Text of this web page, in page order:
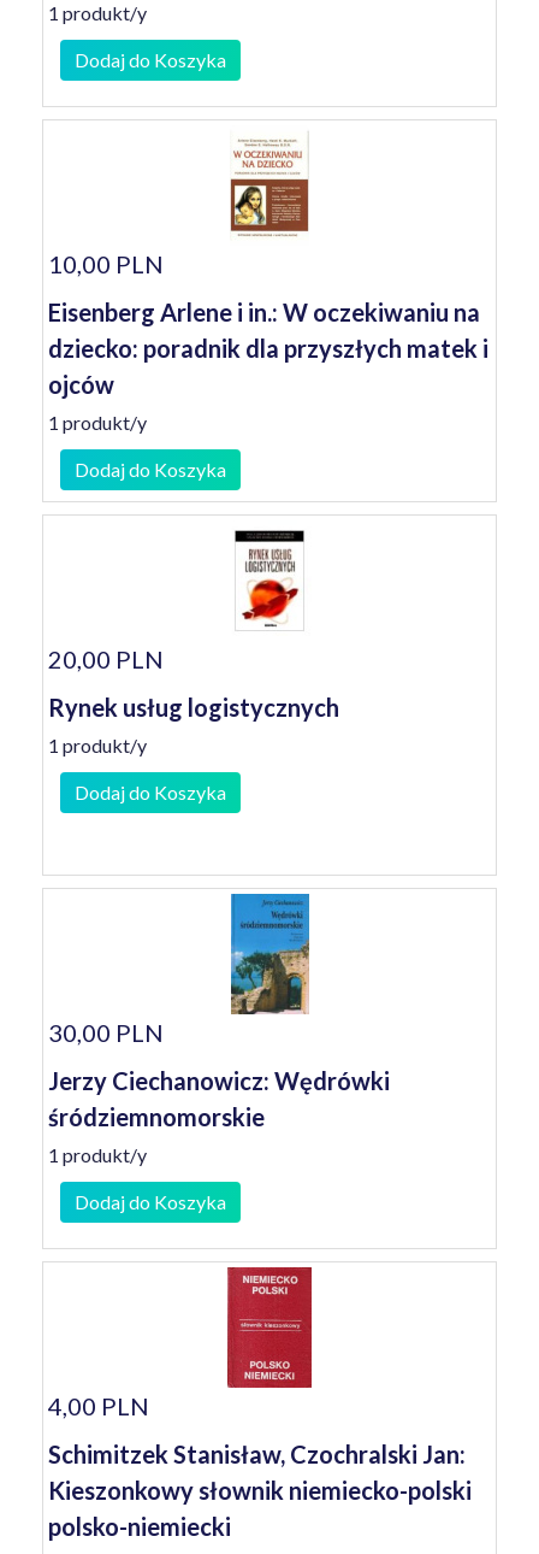
1 produkt/y
Dodaj do Koszyka
10,00 PLN
Eisenberg Arlene i in.: W oczekiwaniu na
dziecko: poradnik dla przyszłych matek i
ojców
1 produkt/y
Dodaj do Koszyka
20,00 PLN
Rynek usług logistycznych
1 produkt/y
Dodaj do Koszyka
30,00 PLN
Jerzy Ciechanowicz: Wędrówki
śródziemnomorskie
1 produkt/y
Dodaj do Koszyka
4,00 PLN
Schimitzek Stanisław, Czochralski Jan:
Kieszonkowy słownik niemiecko-polski
polsko-niemiecki